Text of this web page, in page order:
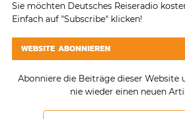
Sie möchten Deutsches Reiseradio
Einfach auf "Subscribe" klicken!
WEBSITE ABONNIEREN
Abonniere die Beiträge dieser Website
nie wieder einen neuen